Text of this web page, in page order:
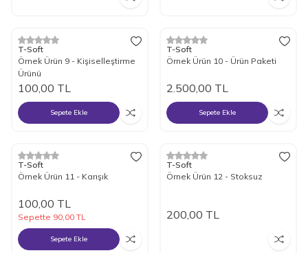
Yeni
T-Soft
Örnek Ürün 9 - Kişiselleştirme
Ürünü
100,00 TL
Sepete Ekle
T-Soft
Örnek Ürün 10 - Ürün Paketi
2.500,00 TL
Sepete Ekle
Yeni
T-Soft
Örnek Ürün 11 - Karışık
100,00 TL
Sepette 90,00 TL
Sepete Ekle
T-Soft
Örnek Ürün 12 - Stoksuz
200,00 TL